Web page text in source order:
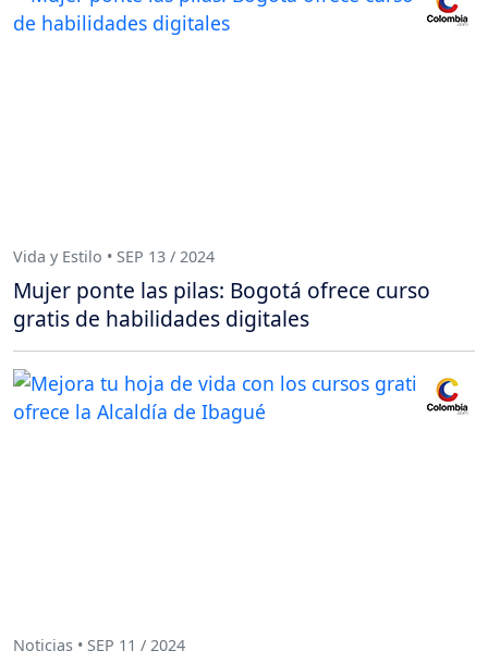
Vida y Estilo • SEP 13 / 2024
Mujer ponte las pilas: Bogotá ofrece curso
gratis de habilidades digitales
Noticias • SEP 11 / 2024